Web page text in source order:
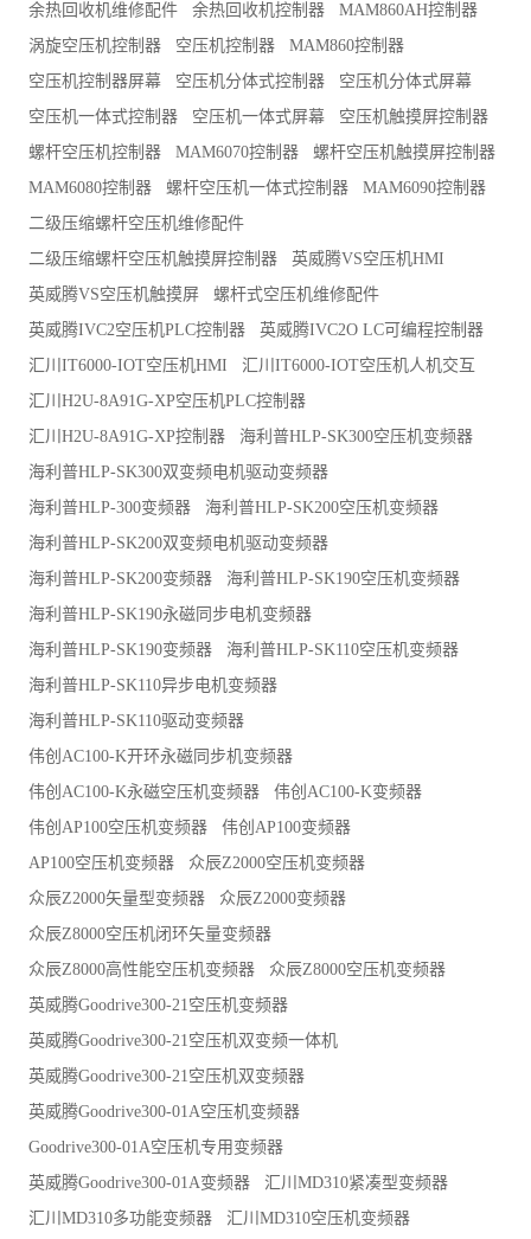
余热回收机维修配件
余热回收机控制器
MAM860AH控制器
涡旋空压机控制器
空压机控制器
MAM860控制器
空压机控制器屏幕
空压机分体式控制器
空压机分体式屏幕
空压机一体式控制器
空压机一体式屏幕
空压机触摸屏控制器
螺杆空压机控制器
MAM6070控制器
螺杆空压机触摸屏控制器
MAM6080控制器
螺杆空压机一体式控制器
MAM6090控制器
二级压缩螺杆空压机维修配件
二级压缩螺杆空压机触摸屏控制器
英威腾VS空压机HMI
英威腾VS空压机触摸屏
螺杆式空压机维修配件
英威腾IVC2空压机PLC控制器
英威腾IVC2O LC可编程控制器
汇川IT6000-IOT空压机HMI
汇川IT6000-IOT空压机人机交互
汇川H2U-8A91G-XP空压机PLC控制器
汇川H2U-8A91G-XP控制器
海利普HLP-SK300空压机变频器
海利普HLP-SK300双变频电机驱动变频器
海利普HLP-300变频器
海利普HLP-SK200空压机变频器
海利普HLP-SK200双变频电机驱动变频器
海利普HLP-SK200变频器
海利普HLP-SK190空压机变频器
海利普HLP-SK190永磁同步电机变频器
海利普HLP-SK190变频器
海利普HLP-SK110空压机变频器
海利普HLP-SK110异步电机变频器
海利普HLP-SK110驱动变频器
伟创AC100-K开环永磁同步机变频器
伟创AC100-K永磁空压机变频器
伟创AC100-K变频器
伟创AP100空压机变频器
伟创AP100变频器
AP100空压机变频器
众辰Z2000空压机变频器
众辰Z2000矢量型变频器
众辰Z2000变频器
众辰Z8000空压机闭环矢量变频器
众辰Z8000高性能空压机变频器
众辰Z8000空压机变频器
英威腾Goodrive300-21空压机变频器
英威腾Goodrive300-21空压机双变频一体机
英威腾Goodrive300-21空压机双变频器
英威腾Goodrive300-01A空压机变频器
Goodrive300-01A空压机专用变频器
英威腾Goodrive300-01A变频器
汇川MD310紧凑型变频器
汇川MD310多功能变频器
汇川MD310空压机变频器